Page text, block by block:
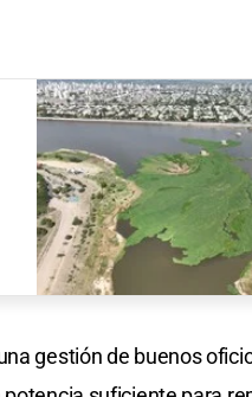
gestión de buenos